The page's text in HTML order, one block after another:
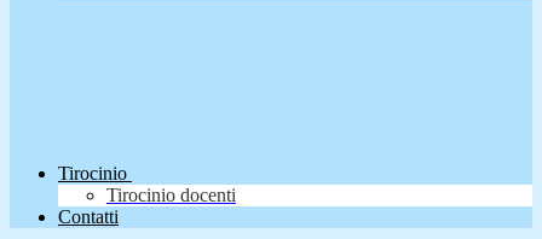
Tirocinio
Tirocinio docenti
Contatti